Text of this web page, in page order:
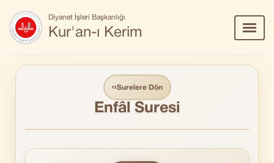
Diyanet İşleri Başkanlığı
Kur'an-ı Kerim
Aç/
‹‹Surelere Dön
Enfâl Suresi